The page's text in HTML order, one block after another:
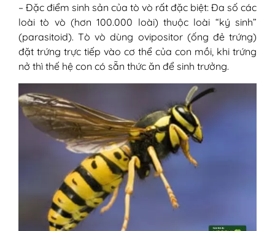
1. Không đến gần, chọc phá tổ tò vò
2. Không nên bỏ chạy
3. Mặc đồ bảo hộ khi làm việc bên
ngoài
4. Tránh dùng nước hoa
5. Cắt tỉa cây cối gần nhà
6. Liệu pháp miễn dịch nọc độc
– Đặc điểm sinh sản của tò vò rất đặc biệt: Đa số các
loài tò vò (hơn 100.000 loài) thuộc loài “ký sinh”
(parasitoid). Tò vò dùng ovipositor (ống đẻ trứng)
đặt trứng trực tiếp vào cơ thể của con mồi, khi trứng
nở thì thế hệ con có sẵn thức ăn để sinh trưởng.